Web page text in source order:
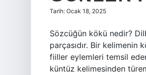
Tarih: Ocak 18, 2025
Sözcüğün kökü nedir?
parçasıdır. Bir
fiiller eylemleri temsil
küntüz kelimesinden